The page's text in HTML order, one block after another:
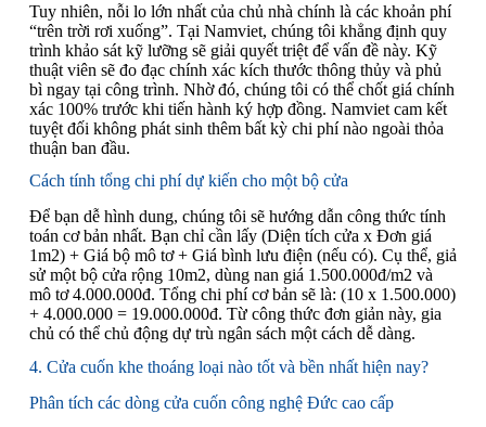
Tuy nhiên, nỗi lo lớn nhất của chủ nhà chính là các khoản phí
“trên trời rơi xuống”. Tại Namviet, chúng tôi khẳng định quy
trình khảo sát kỹ lưỡng sẽ giải quyết triệt để vấn đề này. Kỹ
thuật viên sẽ đo đạc chính xác kích thước thông thủy và phủ
bì ngay tại công trình. Nhờ đó, chúng tôi có thể chốt giá chính
xác 100% trước khi tiến hành ký hợp đồng. Namviet cam kết
tuyệt đối không phát sinh thêm bất kỳ chi phí nào ngoài thỏa
thuận ban đầu.
Cách tính tổng chi phí dự kiến cho một bộ cửa
Để bạn dễ hình dung, chúng tôi sẽ hướng dẫn công thức tính
toán cơ bản nhất. Bạn chỉ cần lấy (Diện tích cửa x Đơn giá
1m2) + Giá bộ mô tơ + Giá bình lưu điện (nếu có). Cụ thể, giả
sử một bộ cửa rộng 10m2, dùng nan giá 1.500.000đ/m2 và
mô tơ 4.000.000đ. Tổng chi phí cơ bản sẽ là: (10 x 1.500.000)
+ 4.000.000 = 19.000.000đ. Từ công thức đơn giản này, gia
chủ có thể chủ động dự trù ngân sách một cách dễ dàng.
4. Cửa cuốn khe thoáng loại nào tốt và bền nhất hiện nay?
Phân tích các dòng cửa cuốn công nghệ Đức cao cấp